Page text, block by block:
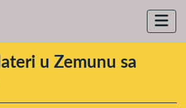
u Zemunu sa